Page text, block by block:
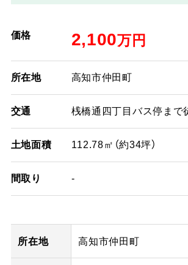
価格 2,100万円
所在地 高知市仲田町
交通 桟橋通四丁目バス停まで
土地面積 112.78㎡（約34坪）
間取り -
所在地 高知市仲田町